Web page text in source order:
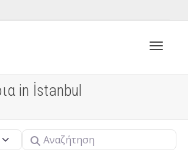
in İstanbul
Αναζήτηση